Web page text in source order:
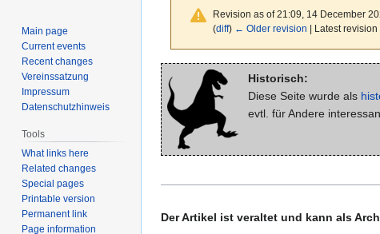
Revision as of 21:09, 14 December
(diff) ← Older revision | Latest
Jump
to
navigation
Jump
to
search
Historisch:
Diese Seite wurde als
evtl. für Andere
Der Artikel ist veraltet und kann als
Main page
Current events
Recent changes
Vereinssatzung
Impressum
Datenschutzhinweis
Tools
What links here
Related changes
Special pages
Printable version
Permanent link
Page information